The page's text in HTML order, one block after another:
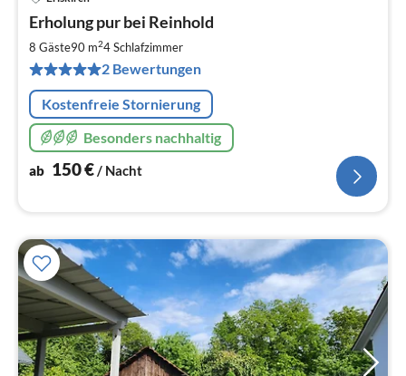
Erholung pur bei Reinhold
8 Gäste90 m24Schlafzimmer
2 Bewertungen
Kostenfreie Stornierung
Besonders nachhaltig
ab 150€/ Nacht